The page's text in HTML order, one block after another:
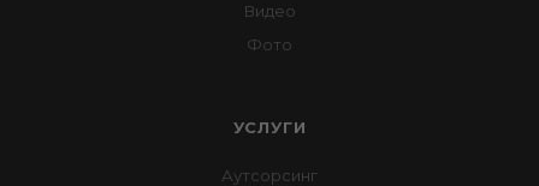
Видео
Фото
УСЛУГИ
Аутсорсинг